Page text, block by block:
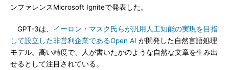
ンファレンスMicrosoft Igniteで発表した。
GPT-3は、 イーロン・マスク氏らが汎用人工知能の実現を目指
して設立した非営利企業であるOpen AI が開発した自然言語処理
モデル。高い精度で、人が書いたかのような自然な文章を生み出
せるとして注目されている。